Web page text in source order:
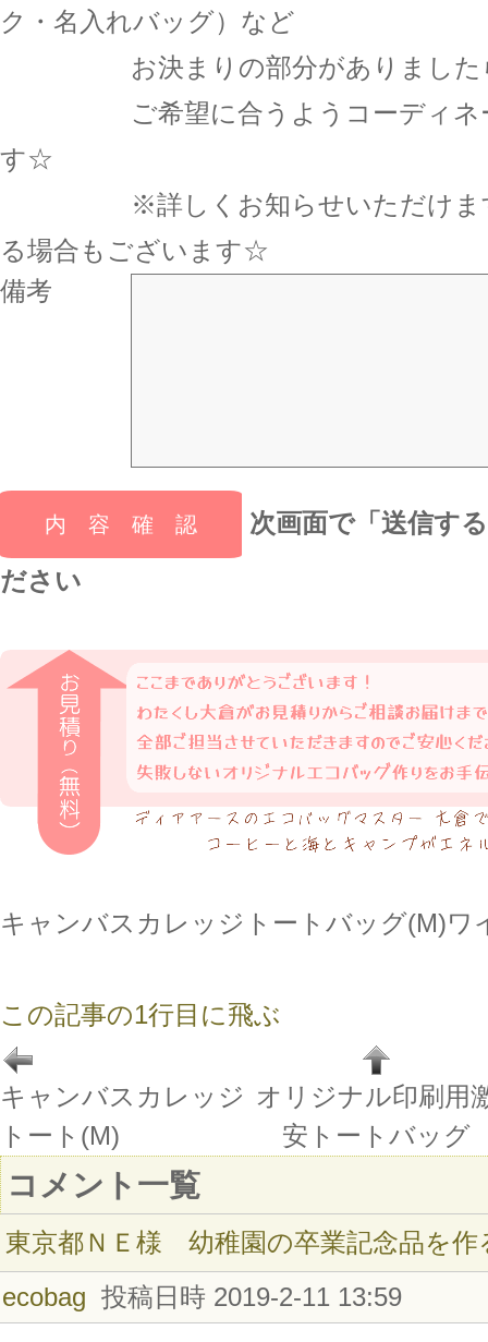
ク・名入れバッグ）など
お決まりの部分がありましたら
ご希望に合うようコーディネー
す☆
※詳しくお知らせいただけます
る場合もございます☆
備考
次画面で「送信す
ださい
キャンバスカレッジトートバッグ
この記事の1行目に飛ぶ
キャンバスカレッジ
トート(M)
オリジナル印刷用
安トートバッグ
コメント一覧
東京都ＮＥ様 幼稚園の卒業記念品を作
ecobag 投稿日時 2019-2-11 13:59